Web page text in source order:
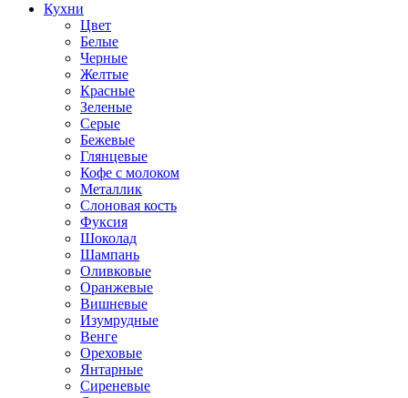
Кухни
Цвет
Белые
Черные
Желтые
Красные
Зеленые
Серые
Бежевые
Глянцевые
Кофе с молоком
Металлик
Слоновая кость
Фуксия
Шоколад
Шампань
Оливковые
Оранжевые
Вишневые
Изумрудные
Венге
Ореховые
Янтарные
Сиреневые